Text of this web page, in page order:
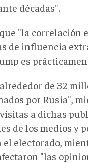
décadas".
"la correlación
de influencia
es
de 32
por Rusia",
a dichas
de los medios y
electorado,
"las